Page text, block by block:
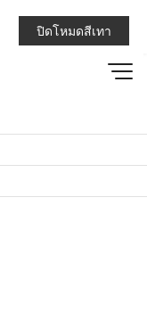
กรมส่งเสริมกา
ปิดโหมดสีเทา